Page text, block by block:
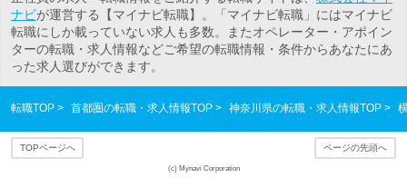
ナビが運営する【マイナビ転職】。「マイナビ転職」にはマイナビ
転職にしか載っていない求人も多数。またオペレーター・アポイン
ターの転職・求人情報などご希望の転職情報・条件からあなたにあ
った求人選びができます。
転職TOP 首都圏の転職・求人情報TOP 神奈川県の転職・求人情報TOP
TOPページへ ページの先頭へ
(c) Mynavi Corporation